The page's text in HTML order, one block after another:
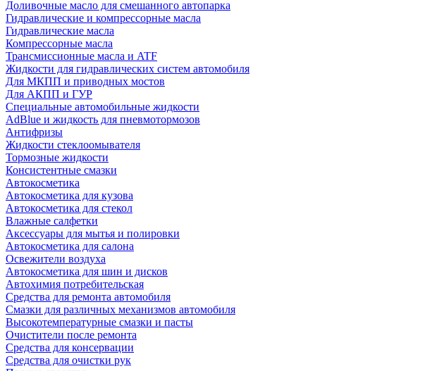
Доливочные масло для смешанного автопарка
Гидравлические и компрессорные масла
Гидравлические масла
Компрессорные масла
Трансмиссионные масла и ATF
Жидкости для гидравлических систем автомобиля
Для МКПП и приводных мостов
Для АКПП и ГУР
Специальные автомобильные жидкости
AdBlue и жидкость для пневмотормозов
Антифризы
Жидкости стеклоомывателя
Тормозные жидкости
Консистентные смазки
Автокосметика
Автокосметика для кузова
Автокосметика для стекол
Влажные салфетки
Аксессуары для мытья и полировки
Автокосметика для салона
Освежители воздуха
Автокосметика для шин и дисков
Автохимия потребительская
Средства для ремонта автомобиля
Смазки для различных механизмов автомобиля
Высокотемпературные смазки и пасты
Очистители после ремонта
Средства для консервации
Средства для очистки рук